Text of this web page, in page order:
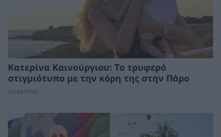
Κατερίνα Καινούργιου: Το τρυφερό
στιγμιότυπο με την κόρη της στην Πάρο
CELEBRITIES